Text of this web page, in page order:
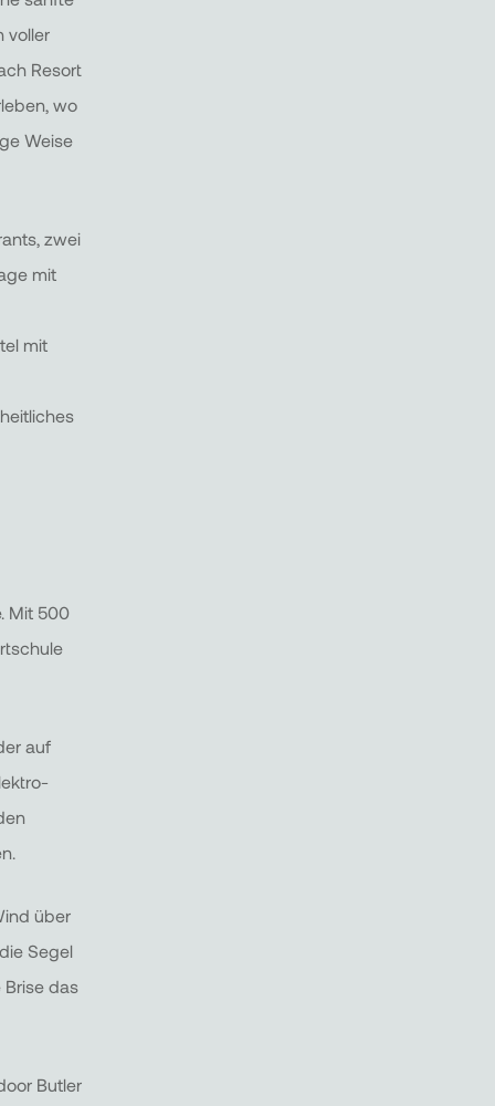
voller
Resort
wo
Weise
zwei
mit
mit
Mit 500
auf
über
Segel
das
Butler